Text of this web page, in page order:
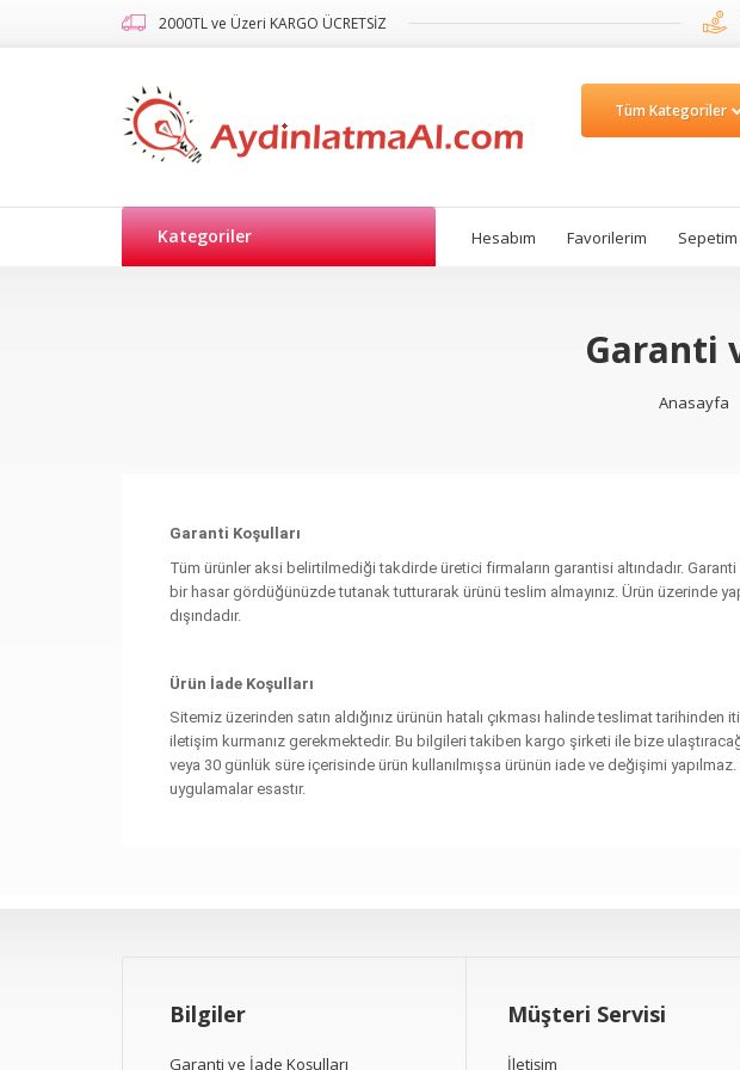
2000TL ve Üzeri KARGO ÜCRETSİZ
Kategoriler Hesabım Favorilerim Sepetim
Garanti
Anasayfa
Garanti Koşulları
Tüm ürünler aksi belirtilmediği takdirde üretici firmaların garantisi altındadır.
bir hasar gördüğünüzde tutanak tutturarak ürünü teslim almayınız. Ürün üzerinde
dışındadır.
Ürün İade Koşulları
Sitemiz üzerinden satın aldığınız ürünün hatalı çıkması halinde teslimat
iletişim kurmanız gerekmektedir. Bu bilgileri takiben kargo şirketi ile bize
veya 30 günlük süre içerisinde ürün kullanılmışsa ürünün iade ve değişimi
uygulamalar esastır.
Bilgiler
Garanti ve İade Koşulları
Müşteri Servisi
İletişim